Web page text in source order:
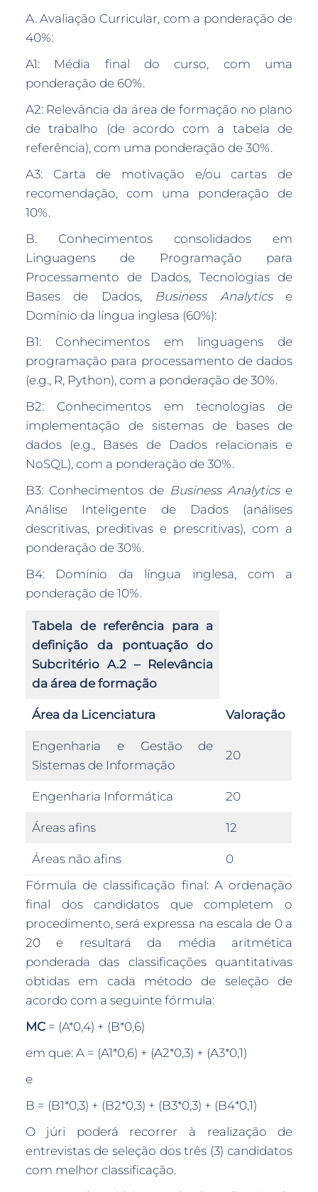
A. Avaliação Curricular, com a ponderação de
40%:
A1: Média final do curso, com uma
ponderação de 60%.
A2: Relevância da área de formação no plano
de trabalho (de acordo com a tabela de
referência), com uma ponderação de 30%.
A3: Carta de motivação e/ou cartas de
recomendação, com uma ponderação de
10%.
B. Conhecimentos consolidados em
Linguagens de Programação para
Processamento de Dados, Tecnologias de
Bases de Dados, Business Analyticse
Domínio da língua inglesa (60%):
B1: Conhecimentos em linguagens de
programação para processamento de dados
(e.g., R, Python), com a ponderação de 30%.
B2: Conhecimentos em tecnologias de
implementação de sistemas de bases de
dados (e.g., Bases de Dados relacionais e
NoSQL), com a ponderação de 30%.
B3: Conhecimentos de Business Analyticse
Análise Inteligente de Dados (análises
descritivas, preditivas e prescritivas), com a
ponderação de 30%.
B4: Domínio da língua inglesa, com a
ponderação de 10%.
Tabela de referência para a
definição da pontuação do
Subcritério A.2 – Relevância
da área de formação
Área da Licenciatura Valoração
Engenharia e Gestão de
Sistemas de Informação
20
Engenharia Informática 20
Áreas afins 12
Áreas não afins
0
Fórmula de classificação final: A ordenação
final dos candidatos que completem o
procedimento, será expressa na escala de 0 a
20 e resultará da média aritmética
ponderada das classificações quantitativas
obtidas em cada método de seleção de
acordo com a seguinte fórmula:
MC= (A*0,4) + (B*0,6)
em que: A = (A1*0,6) + (A2*0,3) + (A3*0,1)
e
B = (B1*0,3) + (B2*0,3) + (B3*0,3) + (B4*0,1)
O júri poderá recorrer à realização de
entrevistas de seleção dos três (3) candidatos
com melhor classificação.